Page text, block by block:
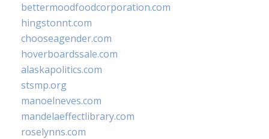
bettermoodfoodcorporation.com
hingstonnt.com
chooseagender.com
hoverboardssale.com
alaskapolitics.com
stsmp.org
manoelneves.com
mandelaeffectlibrary.com
roselynns.com